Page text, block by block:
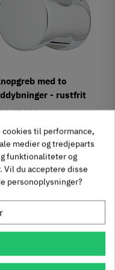
med to
- rustfrit
kr-60%
,76 Inkl. moms
1131 stk på lager
i stedet
cookies til performance,
medier og tredjeparts
funktionaliteter og
Vil du acceptere disse
personoplysninger?